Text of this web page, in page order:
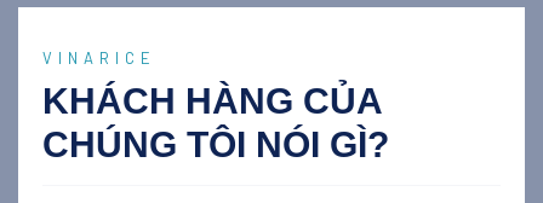
VINARICE
KHÁCH HÀNG CỦA
CHÚNG TÔI NÓI GÌ?